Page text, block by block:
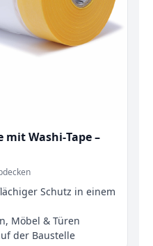
mit Washi‑Tape –
Schutz in einem
Möbel & Türen
der Baustelle